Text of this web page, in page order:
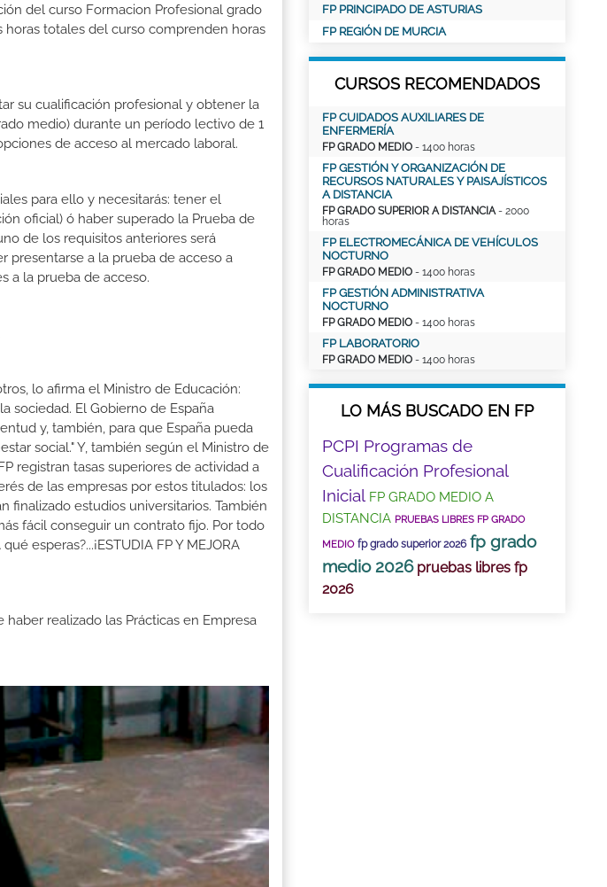
del curso Formacion Profesional grado
horas totales del curso comprenden horas
su cualificación profesional y obtener la
medio) durante un período lectivo de 1
de acceso al mercado laboral.
para ello y necesitarás: tener el
oficial) ó haber superado la Prueba de
de los requisitos anteriores será
presentarse a la prueba de acceso a
a la prueba de acceso.
lo afirma el Ministro de Educación:
sociedad. El Gobierno de España
y, también, para que España pueda
social." Y, también según el Ministro de
registran tasas superiores de actividad a
de las empresas por estos titulados: los
finalizado estudios universitarios. También
fácil conseguir un contrato fijo. Por todo
esperas?...¡ESTUDIA FP Y MEJORA
realizado las Prácticas en Empresa
FP PRINCIPADO DE ASTURIAS
FP REGIÓN DE MURCIA
CURSOS RECOMENDADOS
FP CUIDADOS AUXILIARES DE
ENFERMERÍA
FP GRADO MEDIO - 1400 horas
FP GESTIÓN Y ORGANIZACIÓN DE
RECURSOS NATURALES Y PAISAJÍSTICOS
A DISTANCIA
FP GRADO SUPERIOR A DISTANCIA- 2000
horas
FP ELECTROMECÁNICA DE VEHÍCULOS
NOCTURNO
FP GRADO MEDIO - 1400 horas
FP GESTIÓN ADMINISTRATIVA
NOCTURNO
FP GRADO MEDIO - 1400 horas
FP LABORATORIO
FP GRADO MEDIO - 1400 horas
LO MÁS BUSCADO EN FP
PCPI Programas de
Cualificación Profesional
Inicial FP GRADO MEDIO A
DISTANCIA PRUEBAS LIBRES FP GRADO
MEDIO fp grado superior 2026 fp grado
medio 2026 pruebas libres fp
2026